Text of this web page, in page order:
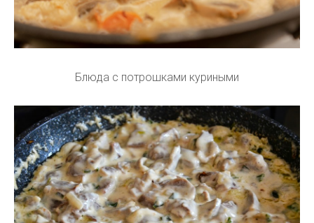
Блюда с потрошками куриными